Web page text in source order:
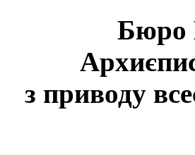
Бюро
з приводу